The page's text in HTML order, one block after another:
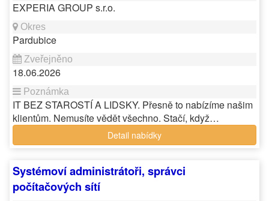
EXPERIA GROUP s.r.o.
Pardubice
18.06.2026
IT BEZ STAROSTÍ A LIDSKY. Přesně to nabízíme našim
klientům. Nemusíte vědět všechno. Stačí, když…
Detail nabídky
Systémoví administrátoři, správci
počítačových sítí